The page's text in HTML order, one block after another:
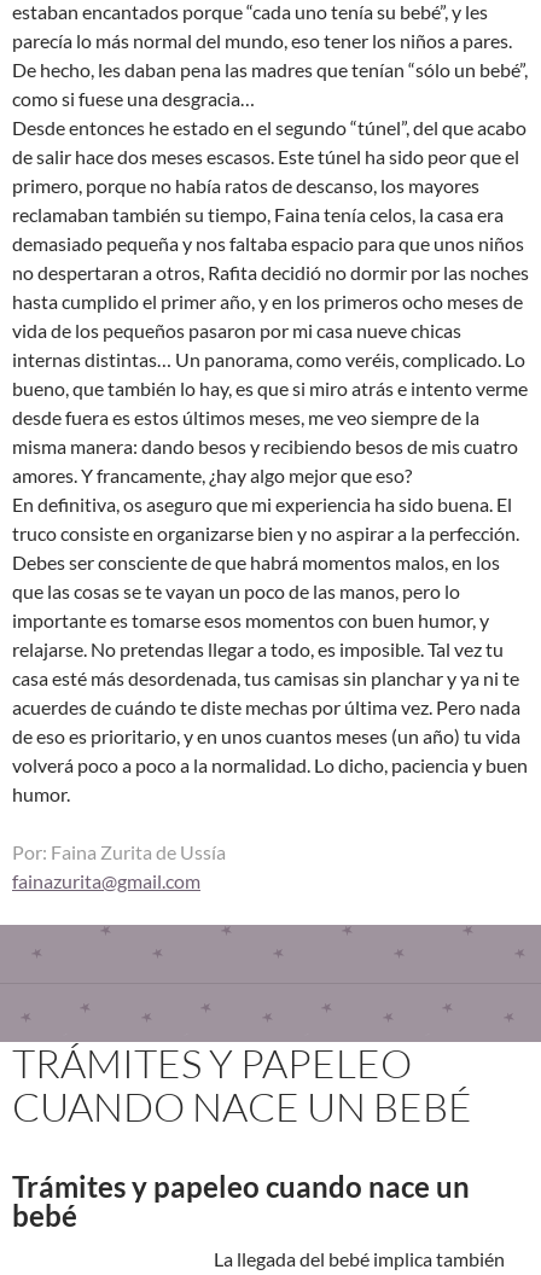
estaban encantados porque “cada uno tenía su bebé”, y les
parecía lo más normal del mundo, eso tener los niños a pares.
De hecho, les daban pena las madres que tenían “sólo un bebé”,
como si fuese una desgracia…
Desde entonces he estado en el segundo “túnel”, del que acabo
de salir hace dos meses escasos. Este túnel ha sido peor que el
primero, porque no había ratos de descanso, los mayores
reclamaban también su tiempo, Faina tenía celos, la casa era
demasiado pequeña y nos faltaba espacio para que unos niños
no despertaran a otros, Rafita decidió no dormir por las noches
hasta cumplido el primer año, y en los primeros ocho meses de
vida de los pequeños pasaron por mi casa nueve chicas
internas distintas… Un panorama, como veréis, complicado. Lo
bueno, que también lo hay, es que si miro atrás e intento verme
desde fuera es estos últimos meses, me veo siempre de la
misma manera: dando besos y recibiendo besos de mis cuatro
amores. Y francamente, ¿hay algo mejor que eso?
En definitiva, os aseguro que mi experiencia ha sido buena. El
truco consiste en organizarse bien y no aspirar a la perfección.
Debes ser consciente de que habrá momentos malos, en los
que las cosas se te vayan un poco de las manos, pero lo
importante es tomarse esos momentos con buen humor, y
relajarse. No pretendas llegar a todo, es imposible. Tal vez tu
casa esté más desordenada, tus camisas sin planchar y ya ni te
acuerdes de cuándo te diste mechas por última vez. Pero nada
de eso es prioritario, y en unos cuantos meses (un año) tu vida
volverá poco a poco a la normalidad. Lo dicho, paciencia y buen
humor.
Por: Faina Zurita de Ussía
fainazurita@gmail.com
TRÁMITES Y PAPELEO
CUANDO NACE UN BEBÉ
Trámites y papeleo cuando nace un
bebé
La llegada del bebé implica también